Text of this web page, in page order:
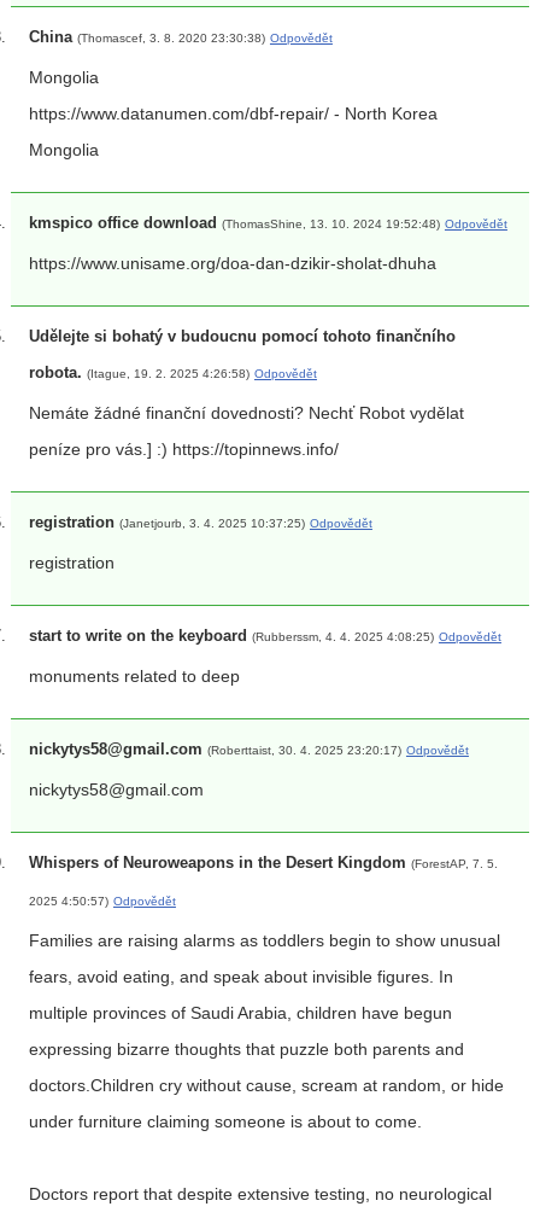
China (Thomascef, 3. 8. 2020 23:30:38) Odpovědět
Mongolia
https://www.datanumen.com/dbf-repair/ - North Korea
Mongolia
kmspico office download (ThomasShine, 13. 10. 2024 19:52:48) Odpovědět
https://www.unisame.org/doa-dan-dzikir-sholat-dhuha
Udělejte si bohatý v budoucnu pomocí tohoto finančního
robota. (Itague, 19. 2. 2025 4:26:58) Odpovědět
Nemáte žádné finanční dovednosti? Nechť Robot vydělat
peníze pro vás.] :) https://topinnews.info/
registration (Janetjourb, 3. 4. 2025 10:37:25) Odpovědět
registration
start to write on the keyboard (Rubberssm, 4. 4. 2025 4:08:25) Odpovědět
monuments related to deep
nickytys58@gmail.com (Roberttaist, 30. 4. 2025 23:20:17) Odpovědět
nickytys58@gmail.com
Whispers of Neuroweapons in the Desert Kingdom (ForestAP, 7. 5.
2025 4:50:57) Odpovědět
Families are raising alarms as toddlers begin to show unusual
fears, avoid eating, and speak about invisible figures. In
multiple provinces of Saudi Arabia, children have begun
expressing bizarre thoughts that puzzle both parents and
doctors.Children cry without cause, scream at random, or hide
under furniture claiming someone is about to come.
Doctors report that despite extensive testing, no neurological